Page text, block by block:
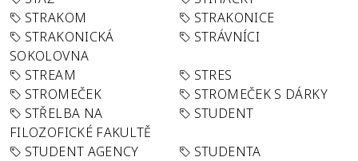
STRAKOM
STRAKONICE
STRAKONICKÁ
SOKOLOVNA
STRÁVNÍCI
STREAM
STRES
STROMEČEK
STROMEČEK S DÁRKY
STŘELBA NA
FILOZOFICKÉ FAKULTĚ
STUDENT
STUDENT AGENCY
STUDENTA